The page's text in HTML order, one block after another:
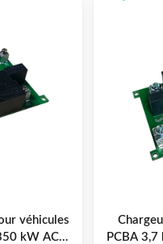
véhicules
kW AC
PCBA